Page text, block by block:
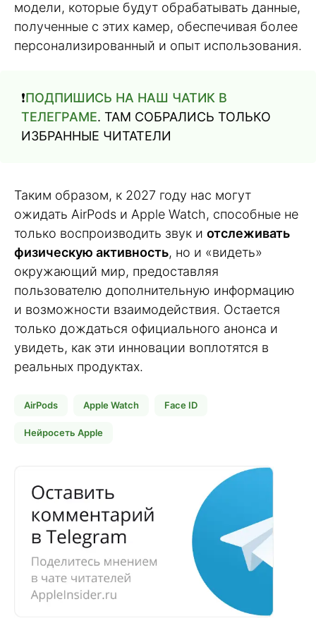
модели, которые будут обрабатывать данные,
полученные с этих камер, обеспечивая более
персонализированный и опыт использования.
❗️ПОДПИШИСЬ НА НАШ ЧАТИК В
ТЕЛЕГРАМЕ. ТАМ СОБРАЛИСЬ ТОЛЬКО
ИЗБРАННЫЕ ЧИТАТЕЛИ
Таким образом, к 2027 году нас могут
ожидать AirPods и Apple Watch, способные не
только воспроизводить звук и отслеживать
физическую активность, но и «видеть»
окружающий мир, предоставляя
пользователю дополнительную информацию
и возможности взаимодействия. Остается
только дождаться официального анонса и
увидеть, как эти инновации воплотятся в
реальных продуктах.
AirPods Apple Watch Face ID
Нейросеть Apple